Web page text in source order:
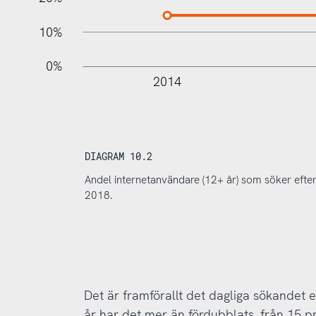
10%
0%
2014
DIAGRAM 10.2
Andel internetanvändare (12+ år) som söker
2018.
Det är framförallt det dagliga sökandet